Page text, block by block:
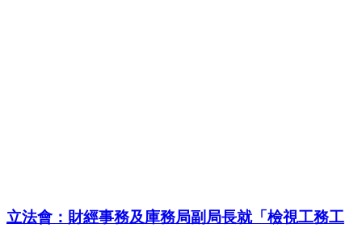
立法會：財經事務及庫務局副局長就「檢視工務工